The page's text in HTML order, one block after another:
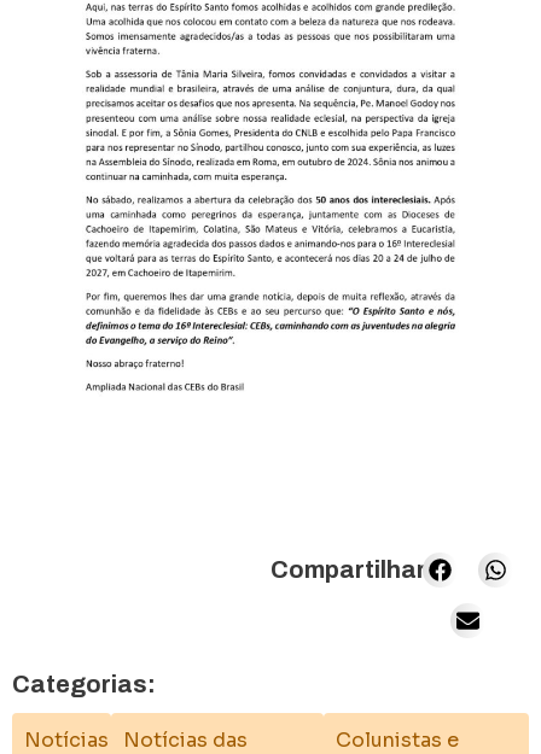
Compartilhar:
Categorias:
Notícias
Notícias das
Colunistas e